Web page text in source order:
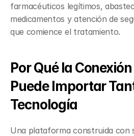
farmacéuticos legítimos,
medicamentos y atención de
que comience el tratamiento.
Por Qué la
Puede Importar
Tecnología
Una plataforma construida con